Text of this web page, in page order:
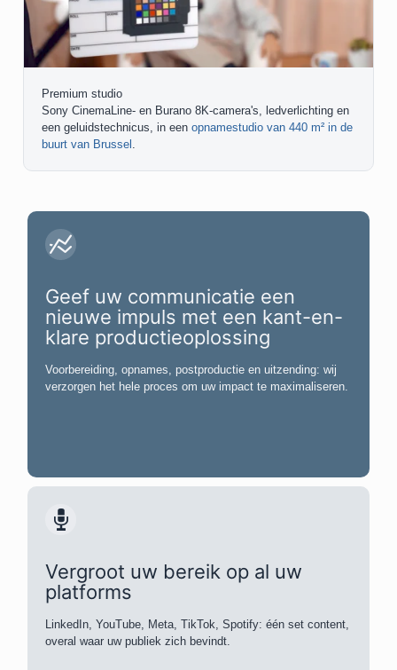
Premium studio
Sony CinemaLine- en Burano 8K-camera's, ledverlichting en
een geluidstechnicus, in een opnamestudio van 440 m² in de
buurt van Brussel .
Geef uw communicatie een
nieuwe impuls met een kant-en-
klare productieoplossing
Voorbereiding, opnames, postproductie en uitzending: wij
verzorgen het hele proces om uw impact te maximaliseren.
Vergroot uw bereik op al uw
platforms
LinkedIn, YouTube, Meta, TikTok, Spotify: één set content,
overal waar uw publiek zich bevindt.